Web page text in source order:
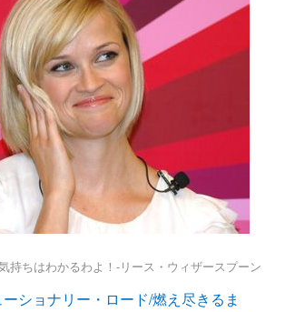
持ちはわかるわよ！-リース・ウィザースプーン
ショナリー・ロード/燃え尽きるま